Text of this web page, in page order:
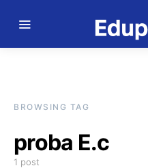
BROWSING TAG
proba E.c
1 post